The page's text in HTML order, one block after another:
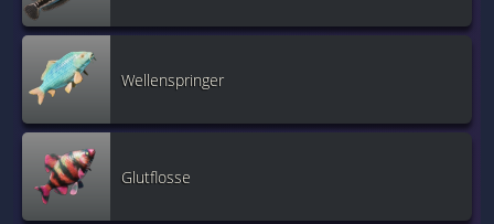
Wellenspringer
Glutflosse